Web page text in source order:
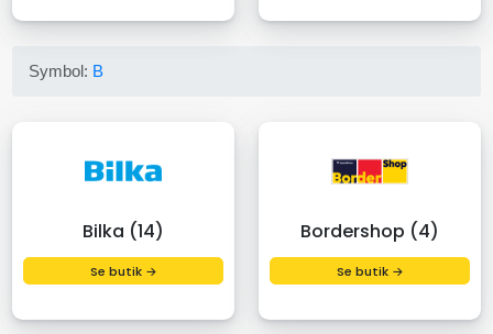
Symbol: B
Bilka (14)
Se butik →
Bordershop (4)
Se butik →